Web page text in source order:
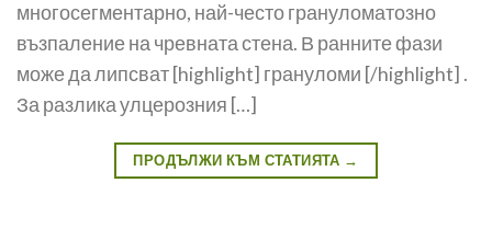
многосегментарно, най-често грануломатозно
възпаление на чревната стена. В ранните фази
мо­же да липсват [highlight] грануломи [/highlight] .
За разлика улцерозния […]
ПРОДЪЛЖИ КЪМ СТАТИЯТА →